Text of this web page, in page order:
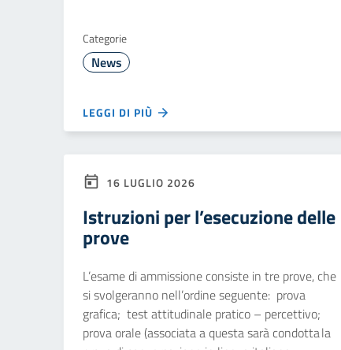
Categorie
News
LEGGI DI PIÙ
16 LUGLIO 2026
Istruzioni per l’esecuzione delle
prove
L’esame di ammissione consiste in tre prove, che
si svolgeranno nell’ordine seguente: prova
grafica; test attitudinale pratico – percettivo;
prova orale (associata a questa sarà condotta la